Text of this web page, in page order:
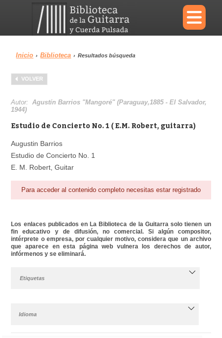
×
Menu
Biblioteca Diccionario
Área personal
Inicio › Biblioteca › Resultados búsqueda
VOLVER
Autor:Agustín Barrios "Mangoré" (Paraguay,1885 - El Salvador,
1944)
Estudio de Concierto No. 1 ( E.M. Robert, guitarra)
Augustin Barrios
Estudio de Concierto No. 1
E. M. Robert, Guitar
Para acceder al contenido completo necesitas estar registrado
Los enlaces publicados en La Biblioteca de la Guitarra solo tienen un
fin educativo y de difusión, no comercial. Si algún compositor,
intérprete o empresa, por cualquier motivo, considera que un archivo
que aparece en esta página web vulnera los derechos de autor,
infórmenos y se eliminará.
Etiquetas
Idioma